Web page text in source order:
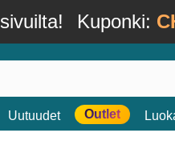
Kuponki:
Uutuudet Outlet